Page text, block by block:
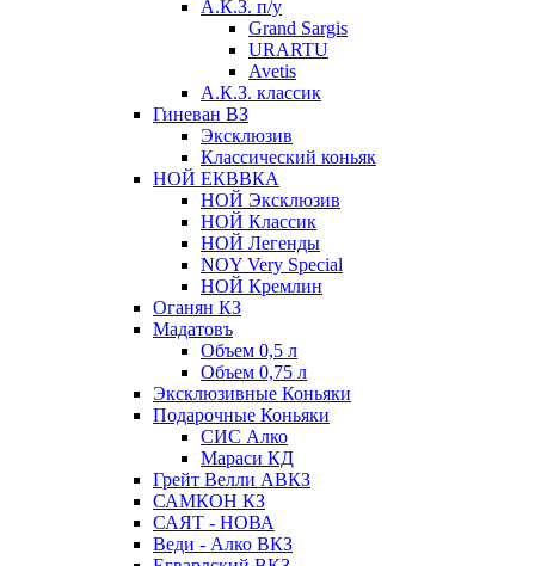
А.К.З. п/у
Grand Sargis
URARTU
Avetis
А.К.З. классик
Гиневан ВЗ
Эксклюзив
Классический коньяк
НОЙ ЕКВВКА
НОЙ Эксклюзив
НОЙ Классик
НОЙ Легенды
NOY Very Speсial
НОЙ Кремлин
Оганян КЗ
Мадатовъ
Объем 0,5 л
Объем 0,75 л
Эксклюзивные Коньяки
Подарочные Коньяки
СИС Алко
Мараси КД
Грейт Велли АВКЗ
САМКОН КЗ
САЯТ - НОВА
Веди - Алко ВКЗ